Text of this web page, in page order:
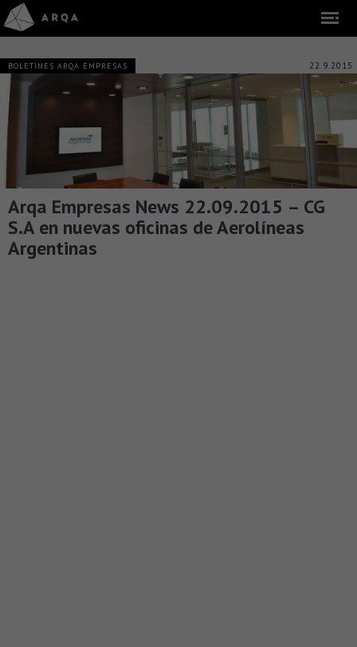
BOLETINES ARQA EMPRESAS 22.9.2015
Arqa Empresas News 22.09.2015 – CG
S.A en nuevas oficinas de Aerolíneas
Argentinas